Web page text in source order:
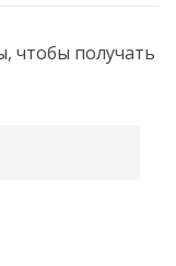
чтобы получать